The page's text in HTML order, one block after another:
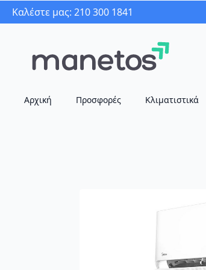
Καλέστε μας: 210 300 1841
Αρχική Προσφορές Κλιματιστικά